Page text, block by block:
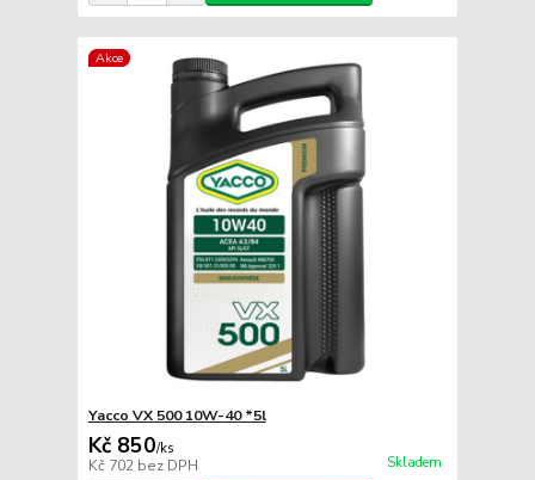
Akce
Yacco VX 500 10W-40 *5l
Kč 850/ks
Kč 702 bez DPH Skladem